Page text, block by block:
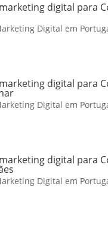
digital para
Digital em
digital para
Digital em
digital para
Digital em